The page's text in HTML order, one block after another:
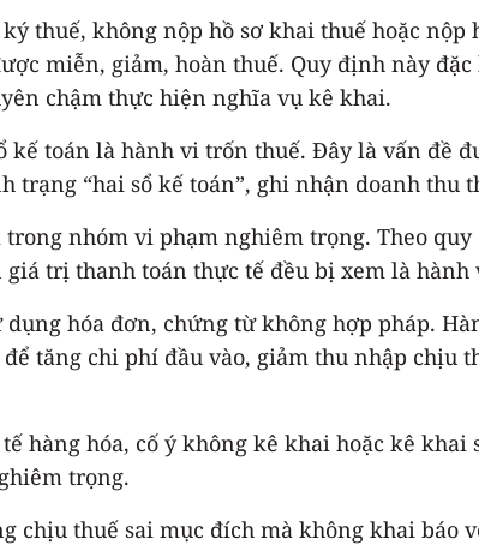
thuế, không nộp hồ sơ khai thuế hoặc
miễn, giảm, hoàn thuế. Quy định này
chậm thực hiện nghĩa vụ kê khai.
toán là hành vi trốn thuế. Đây là vấn đề
“hai sổ kế toán”, ghi nhận doanh thu
nhóm vi phạm nghiêm trọng. Theo
trị thanh toán thực tế đều bị xem là
hóa đơn, chứng từ không hợp pháp.
tăng chi phí đầu vào, giảm thu nhập chịu
hàng hóa, cố ý không kê khai hoặc kê
trọng.
chịu thuế sai mục đích mà không khai báo